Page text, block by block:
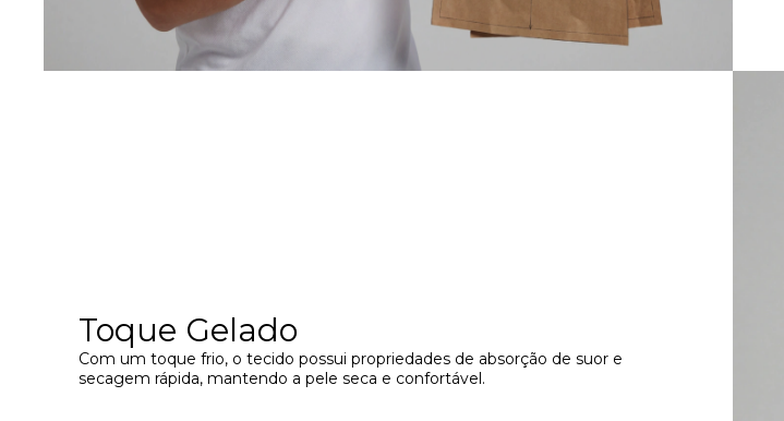
Toque Gelado
Com um toque frio, o tecido possui propriedades de absorção de suor e
secagem rápida, mantendo a pele seca e confortável.